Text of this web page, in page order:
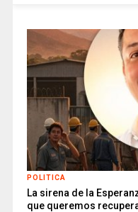
POLITICA
La sirena de la
que queremos